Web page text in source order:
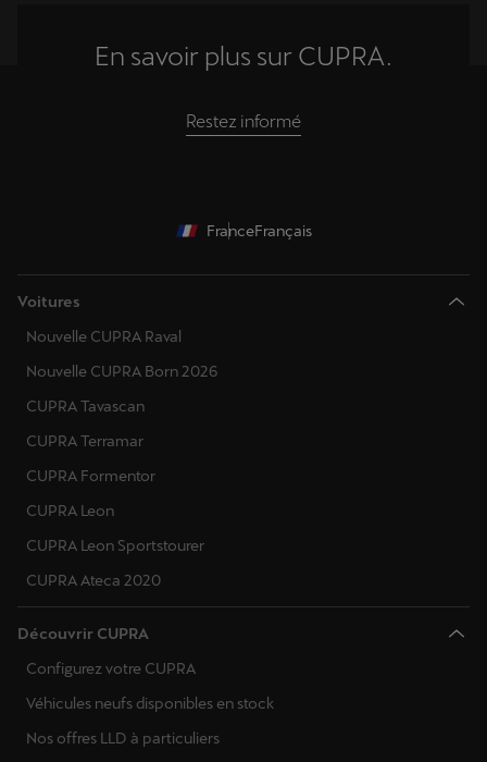
En savoir plus sur CUPRA.
Restez informé
FranceFrançais
Voitures
Nouvelle CUPRA Raval
Nouvelle CUPRA Born 2026
CUPRA Tavascan
CUPRA Terramar
CUPRA Formentor
CUPRA Leon
CUPRA Leon Sportstourer
CUPRA Ateca 2020
Découvrir CUPRA
Configurez votre CUPRA
Véhicules neufs disponibles en stock
Nos offres LLD à particuliers